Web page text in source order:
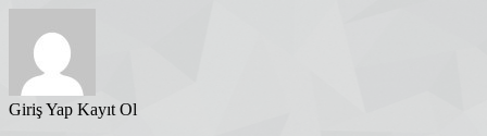
Giriş Yap Kayıt Ol